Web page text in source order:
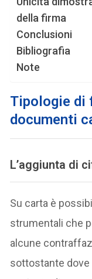
della firma
Conclusioni
Bibliografia
Note
Tipologie di
documenti
L’aggiunta di
Su carta è
strumentali che
alcune
sottostante